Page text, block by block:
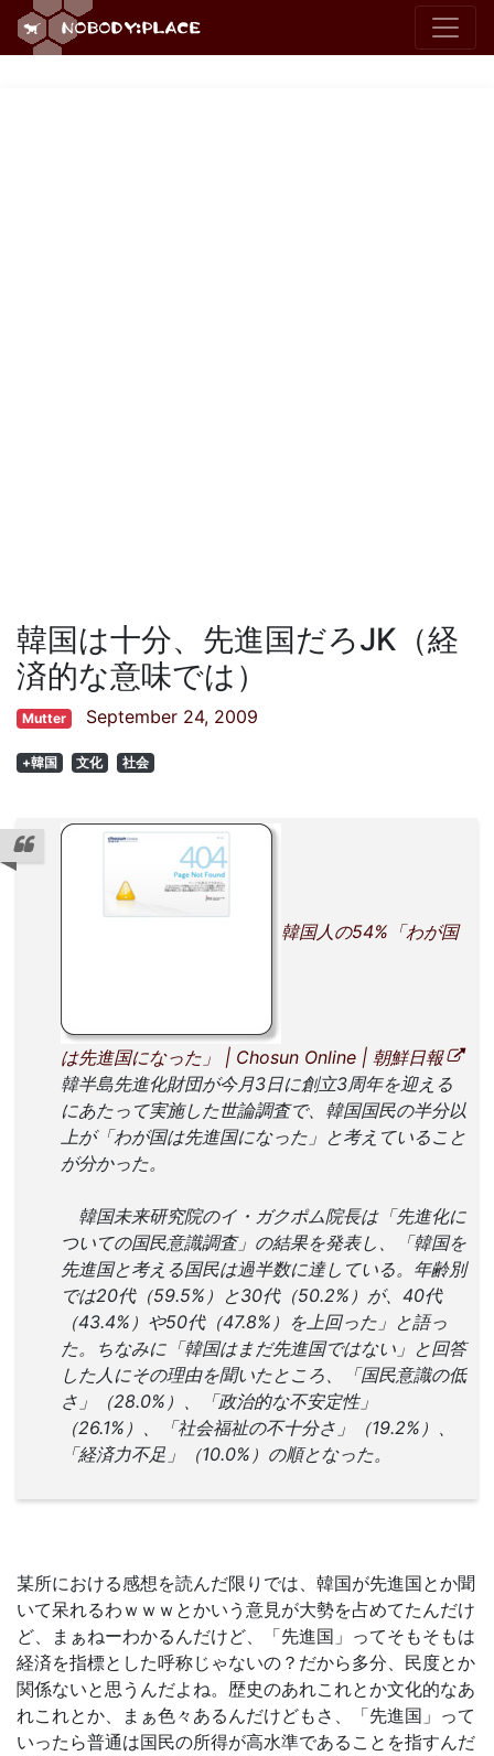
韓国は十分、先進国だろJK（経
済的な意味では）
Mutter September 24, 2009
+韓国 文化 社会
韓国人の54%「わが国
は先進国になった」 | Chosun Online | 朝鮮日報
韓半島先進化財団が今月3日に創立3周年を迎える
にあたって実施した世論調査で、韓国国民の半分以
上が「わが国は先進国になった」と考えていること
が分かった。
韓国未来研究院のイ・ガクポム院長は「先進化に
ついての国民意識調査」の結果を発表し、「韓国を
先進国と考える国民は過半数に達している。年齢別
では20代（59.5%）と30代（50.2%）が、40代
（43.4%）や50代（47.8%）を上回った」と語っ
た。ちなみに「韓国はまだ先進国ではない」と回答
した人にその理由を聞いたところ、「国民意識の低
さ」（28.0%）、「政治的な不安定性」
（26.1%）、「社会福祉の不十分さ」（19.2%）、
「経済力不足」（10.0%）の順となった。
某所における感想を読んだ限りでは、韓国が先進国とか聞
いて呆れるわｗｗｗとかいう意見が大勢を占めてたんだけ
ど、まぁねーわかるんだけど、「先進国」ってそもそもは
経済を指標とした呼称じゃないの？だから多分、民度とか
関係ないと思うんだよね。歴史のあれこれとか文化的なあ
れこれとか、まぁ色々あるんだけどもさ、「先進国」って
いったら普通は国民の所得が高水準であることを指すんだ